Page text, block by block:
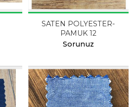
SATEN POLYESTER-
PAMUK 12
Sorunuz